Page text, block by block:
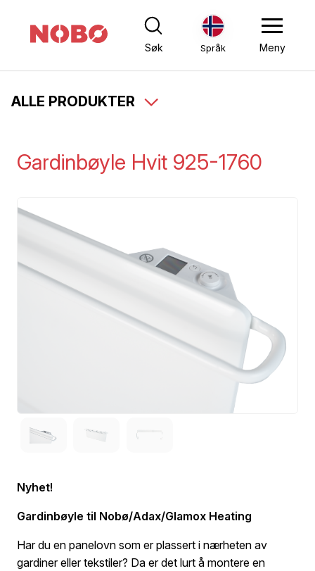
Søk Språk Meny
ALLE PRODUKTER
Gardinbøyle Hvit 925-1760
Nyhet!
Gardinbøyle til Nobø/Adax/Glamox Heating
Har du en panelovn som er plassert i nærheten av
gardiner eller tekstiler? Da er det lurt å montere en